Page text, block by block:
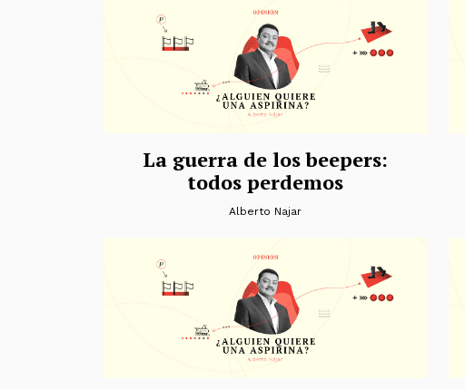
La guerra de los beepers:
todos perdemos
Alberto Najar